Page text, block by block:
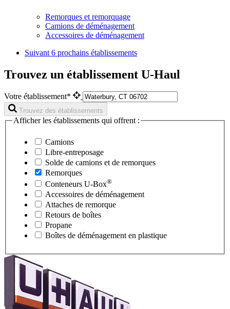
Remorques et remorquage
Camions de déménagement
Accessoires de déménagement
Suivant 6 prochains établissements
Trouvez un établissement U-Haul
Votre établissement*
Trouvez des établissements
Afficher les établissements qui offrent :
Camions
Libre-entreposage
Solde de camions et de remorques
Remorques
Conteneurs U-Box®
Accessoires de déménagement
Attaches de remorque
Retours de boîtes
Propane
Boîtes de déménagement en plastique